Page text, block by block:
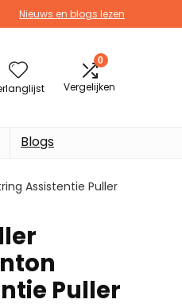
Nieuws en blogs lezen
0
Vergelijken
Blogs
Assistentie Puller
Puller